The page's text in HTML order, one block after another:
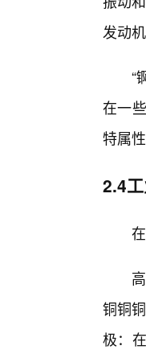
发动
“
在一
特属
2.4
铜铜
极：